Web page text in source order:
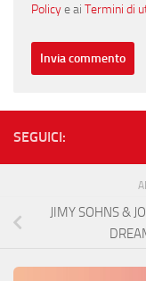
Policye ai Termini di
SEGUICI:
JIMY SOHNS &